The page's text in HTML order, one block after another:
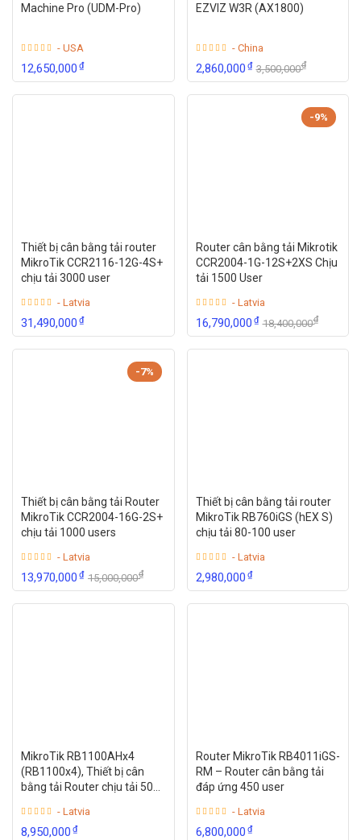
Machine Pro (UDM-Pro)
- USA
12,650,000₫
EZVIZ W3R (AX1800)
- China
2,860,000₫ 3,500,000₫
Thiết bị cân bằng tải router
MikroTik CCR2116-12G-4S+
chịu tải 3000 user
- Latvia
31,490,000₫
-9%
Router cân bằng tải Mikrotik
CCR2004-1G-12S+2XS Chịu
tải 1500 User
- Latvia
16,790,000₫ 18,400,000₫
-7%
Thiết bị cân bằng tải Router
MikroTik CCR2004-16G-2S+
chịu tải 1000 users
- Latvia
13,970,000₫ 15,000,000₫
Thiết bị cân bằng tải router
MikroTik RB760iGS (hEX S)
chịu tải 80-100 user
- Latvia
2,980,000₫
MikroTik RB1100AHx4
(RB1100x4), Thiết bị cân
bằng tải Router chịu tải 500
- Latvia
8,950,000₫
Router MikroTik RB4011iGS-
RM – Router cân bằng tải
đáp ứng 450 user
- Latvia
6,800,000₫